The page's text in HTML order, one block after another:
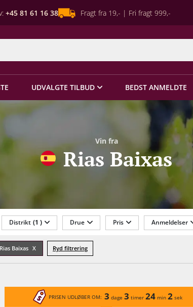
+45 81 61 16 38 Fragt fra 19,- | Fri fragt 999,-
UDVALGTE TILBUD BEDST ANMELDTE
Vin fra
Rias Baixas
Distrikt (1 ) Drue Pris Anmeldelser
Sødmegrad Tannin
Baixas Ryd filtrering
PRISEN UDLØBER OM: 3 dage 3 timer 24 min 2 sek